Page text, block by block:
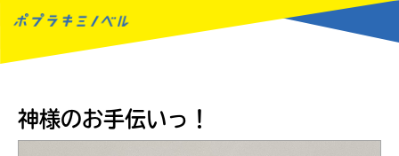
神様のお手伝いっ！